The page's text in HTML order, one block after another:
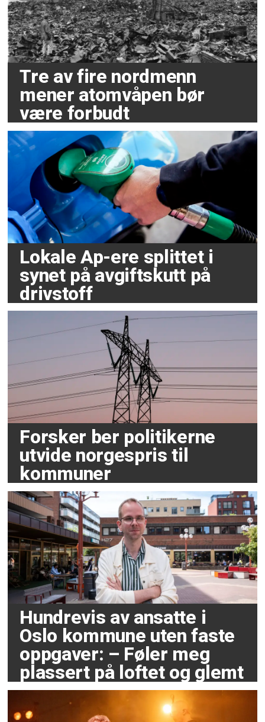
Tre av fire nordmenn
mener atomvåpen bør
være forbudt
Lokale Ap-ere splittet i
synet på avgiftskutt på
drivstoff
Forsker ber politikerne
utvide norgespris til
kommuner
Hundrevis av ansatte i
Oslo kommune uten faste
oppgaver: – Føler meg
plassert på loftet og glemt